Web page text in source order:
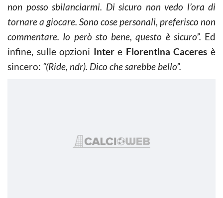
non posso sbilanciarmi. Di sicuro non vedo l’ora di
tornare a giocare. Sono cose personali, preferisco non
commentare. Io però sto bene, questo è sicuro”. Ed
infine, sulle opzioni Intere Fiorentina Caceres è
sincero: “(Ride, ndr). Dico che sarebbe bello”.